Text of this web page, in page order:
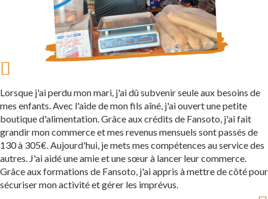
Lorsque j'ai perdu mon mari, j'ai dû subvenir seule aux besoins de
mes enfants. Avec l'aide de mon fils aîné, j'ai ouvert une petite
boutique d'alimentation. Grâce aux crédits de Fansoto, j'ai fait
grandir mon commerce et mes revenus mensuels sont passés de
130 à 305€. Aujourd'hui, je mets mes compétences au service des
autres. J'ai aidé une amie et une sœur à lancer leur commerce.
Grâce aux formations de Fansoto, j'ai appris à mettre de côté pour
sécuriser mon activité et gérer les imprévus.